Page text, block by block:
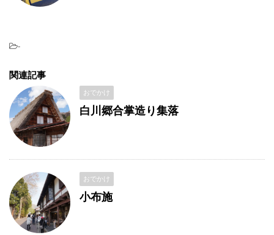
-
関連記事
おでかけ
白川郷合掌造り集落
おでかけ
小布施